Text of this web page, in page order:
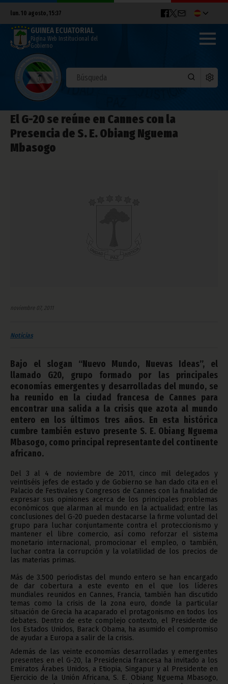
lun. 10 agosto, 15:37
GUINEA ECUATORIAL
Página Web Institucional del
Gobierno
El G-20 se reúne en Cannes con la
Presencia de S. E. Obiang Nguema
Mbasogo
noviembre 07, 2011
Noticias
Bajo el slogan “Nuevo Mundo, Nuevas Ideas”, el
llamado G20, grupo formado por las principales
economías emergentes y desarrolladas del mundo, se
ha reunido en la ciudad francesa de Cannes para
encontrar una salida a la crisis que azota al mundo
entero en los últimos tres años. En esta histórica
cumbre también estuvo presente S. E. Obiang Nguema
Mbasogo, como principal representante del continente
africano.
Del 3 al 4 de noviembre de 2011, cinco mil delegados y
veintiséis jefes de estado y de Gobierno se han dado cita en el
Palacio de Festivales y Congresos de Cannes con la finalidad de
expresar sus opiniones acerca de los principales problemas
económicos que alarman al mundo en la actualidad; entre las
conclusiones del G-20 pueden destacarse la firme voluntad del
grupo para luchar conjuntamente contra el proteccionismo y
mantener el libre comercio, así como reforzar el sistema
monetario internacional, promocionar el empleo, o también,
luchar contra la corrupción y la volatilidad de los precios de
las materias primas.
Más de 3.500 periodistas del mundo entero se han encargado
de dar cobertura a este evento en el que los líderes
mundiales reunidos en Cannes, Francia, también han discutido
temas como la crisis de la zona euro, donde la particular
situación de Grecia ha acaparado el protagonismo en todos los
debates. Dentro de este complejo contexto, el Presidente de
los Estados Unidos, Barack Obama, ha asumido el compromiso
de ayudar a Europa a salir de la crisis.
Además de las veinte economías desarrolladas y emergentes
presentes en el G-20, la Presidencia francesa ha invitado a los
Emiratos Árabes Unidos, a Etiopia, Singapur y al Presidente en
Ejercicio de la Unión Africana, S. E. Obiang Nguema Mbasogo,